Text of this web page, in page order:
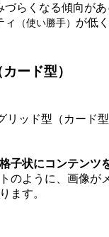
づらくなる傾向があ
ィ
（使い勝手） が低
ード型）
子状にコンテンツ
のように、画像が
ます。